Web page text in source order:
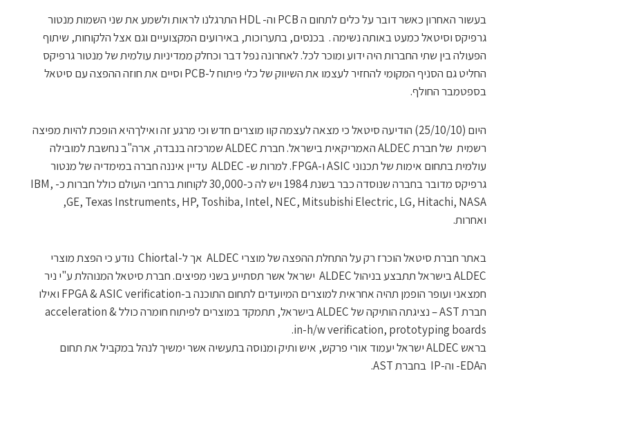
בעשור האחרון כאשר דובר על כלים לתחום ה PCB וה- HDL התרגלנו לראות ולשמע את שני השמות מנטור
גרפיקס וסיטאל כמעט באותה נשימה . בכנסים, בתערוכות, באירועים המקצועיים וגם אצל הלקוחות, שיתוף
הפעולה בין שתי החברות היה ידוע ומוכר לכל. לאחרונה נפל דבר וכחלק ממדיניות עולמית של מנטור גרפיקס
החליט גם הסניף המקומי להחזיר לעצמו את השיווק של כלי פיתוח ל-PCB וסיים את חוזה ההפצה עם סיטאל
בספטמבר החולף.
היום (25/10/10) הודיעה סיטאל כי מצאה לעצמה קוו מוצרים חדש וכי מרגע זה ואילךהיא הופכת להיות מפיצה
רשמית של חברת ALDEC האמריקאית בישראל. חברת ALDEC שמרכזה בנבדה, ארה"ב נחשבת למובילה
עולמית בתחום אימות של תכנוני ASIC ו-FPGA. למרות ש- ALDEC עדיין איננה חברה במימדיה של מנטור
גרפיקס מדובר בחברה שנוסדה כבר בשנת 1984 ויש לה כ-30,000 לקוחות ברחבי העולם כולל חברות כ- IBM,
GE, Texas Instruments, HP, Toshiba, Intel, NEC, Mitsubishi Electric, LG, Hitachi, NASA,
ואחרות.
באתר חברת סיטאל הוכרז רק על התחלת ההפצה של מוצרי ALDEC אך ל-Chiortal נודע כי הפצת מוצרי
ALDEC בישראל תתבצע בניהול ALDEC ישראל אשר תסתייע בשני מפיצים. חברת סיטאל המנוהלת ע"י ניר
חמצאני ועופר הופמן תהיה אחראית למוצרים המיועדים לתחום התוכנה ב-FPGA & ASIC verification ואילו
חברת AST – נציגתה הותיקה של ALDEC בישראל, תתמקד במוצרים לפיתוח חומרה כולל acceleration &
in-h/w verification, prototyping boards.
בראש ALDEC ישראל יעמוד אורי פרקש, איש ותיק ומנוסה בתעשיה אשר ימשיך לנהל במקביל את תחום
הEDA- וה-IP בחברת AST.